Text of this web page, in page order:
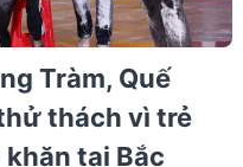
Tràm, Quế
thách vì trẻ
tại Bắc